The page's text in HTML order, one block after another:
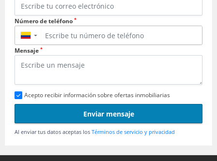
Número de teléfono *
▼
Mensaje *
Acepto recibir información sobre ofertas inmobiliarias
Enviar mensaje
Al enviar tus datos aceptas los Términos de servicio y privacidad